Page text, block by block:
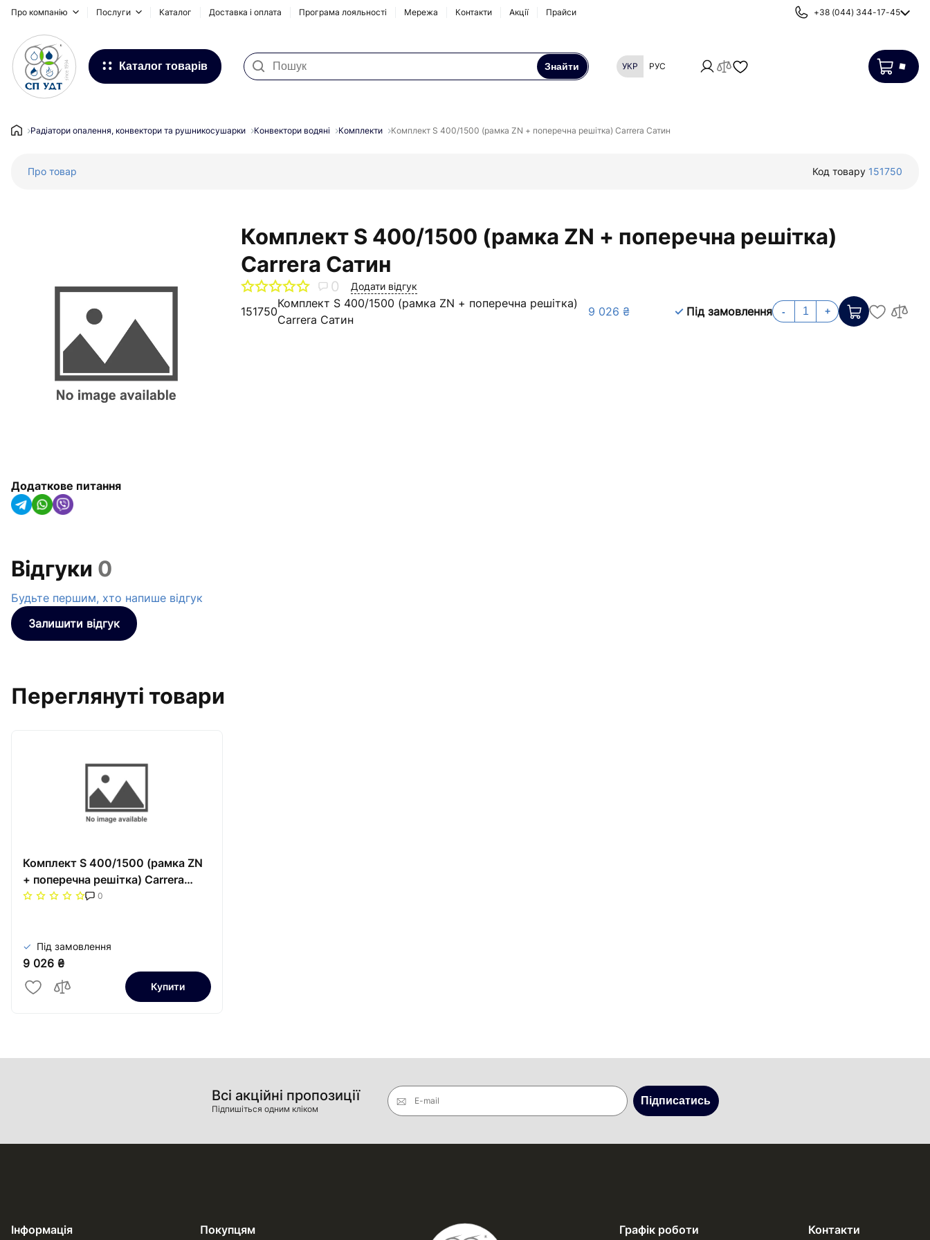
Про компанію Послуги Каталог Доставка і оплата Програма лояльності Мережа Контакти Акції Прайси +38 (044) 344-17-45
Каталог товарів
Системи для зовнішніх
Інсталяційні системи, сифони та
Запірна та регулююча арматура
Радіатори опалення, конвектори
та рушникосушарки
Обладнання для котелень
Гідроакумулятори(IMAS Італія)
Знайти УКР РУС
Радіатори опалення, конвектори та рушникосушарки Конвектори водяні Комплекти Комплект S 400/1500 (рамка ZN + поперечна решітка) Carrera Сатин
Про товар Код товару 151750
Додаткове питання
Комплект S 400/1500 (рамка ZN + поперечна решітка)
Carrera Сатин
0 Додати відгук
151750
Комплект S 400/1500 (рамка ZN + поперечна решітка)
Carrera Сатин
9 026 ₴ Під замовлення - +
Відгуки 0
Будьте першим, хто напише відгук
Залишити відгук
Переглянуті товари
Комплект S 400/1500 (рамка ZN
+ поперечна решітка) Carrera
Сатин
0
Під замовлення
9 026 ₴
Купити
Всі акційні пропозиції
Підпишіться одним кліком
E-mail Підписатись
Інформація Покупцям Графік роботи Контакти